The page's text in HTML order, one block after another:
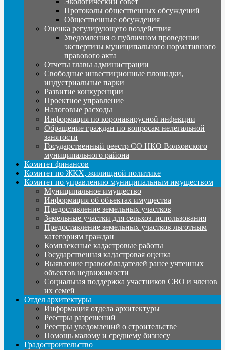
Протоколы общественных обсуждений
Общественные обсуждения
Оценка регулирующего воздействия
Уведомления о публичном проведении
экспертизы муниципального нормативного
правового акта
Отчеты главы администрации
Свободные инвестиционные площадки,
индустриальные парки
Развитие конкуренции
Проектное управление
Налоговые расходы
Информация по коронавирусной инфекции
Обращение граждан по вопросам нелегальной
занятости
Государственный реестр СО НКО Волховского
муниципального района
Комитет финансов
Комитет по ЖКХ, жилищной политике
Комитет по управлению муниципальным имуществом
Муниципальное имущество
Информация об объектах имущества
Предоставление земельных участков
Земельные участки для сельхоз. использования
Предоставление земельных участков льготным
категориям граждан
Комплексные кадастровые работы
Государственная кадастровая оценка
Выявление правообладателей ранее учтенных
объектов недвижимости
Социальная поддержка участников СВО и членов
их семей
Отдел архитектуры
Информация отдела архитектуры
Реестры разрешений
Реестры уведомлений о строительстве
Помощь малому и среднему бизнесу
Градостроительство